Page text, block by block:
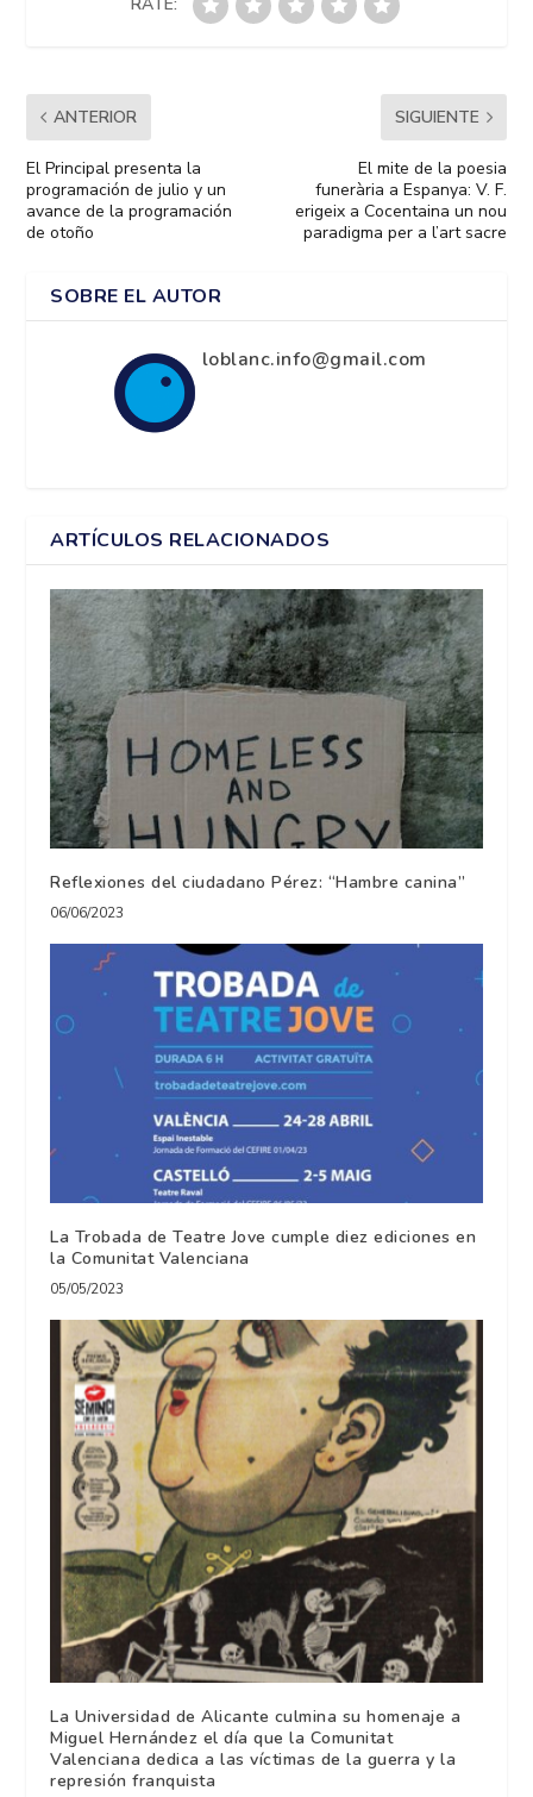
RATE:
ANTERIOR
El Principal presenta la
programación de julio y un
avance de la programación
de otoño
SIGUIENTE
El mite de la poesia
funerària a Espanya: V. F.
erigeix a Cocentaina un nou
paradigma per a l’art sacre
SOBRE EL AUTOR
loblanc.info@gmail.com
ARTÍCULOS RELACIONADOS
Reflexiones del ciudadano Pérez: “Hambre canina”
06/06/2023
La Trobada de Teatre Jove cumple diez ediciones en
la Comunitat Valenciana
05/05/2023
La Universidad de Alicante culmina su homenaje a
Miguel Hernández el día que la Comunitat
Valenciana dedica a las víctimas de la guerra y la
represión franquista